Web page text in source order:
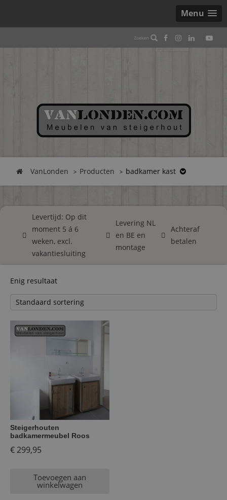
Menu
VanLonden Producten badkamer kast
Levertijd: Op dit
moment 5 á 6
weken, excl.
vakantiesluiting
Levering NL
en BE en
montage
Achteraf
betalen
Enig resultaat
Steigerhouten
badkamermeubel Roos
€299,95
Toevoegen aan
winkelwagen